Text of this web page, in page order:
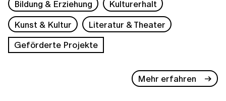
Bildung & Erziehung
Kulturerhalt
Kunst & Kultur
Literatur & Theater
Geförderte Projekte
Mehr erfahren